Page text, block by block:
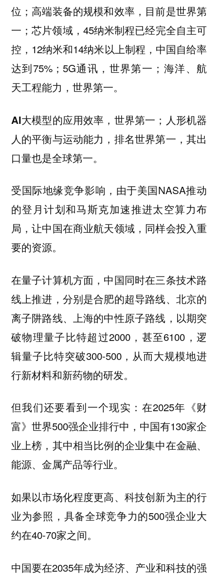
位；高端装备的规模和效率，目前是世界第
一；芯片领域，45纳米制程已经完全自主可
控，12纳米和14纳米以上制程，中国自给率
达到75%；5G通讯，世界第一；海洋、航
天工程能力，世界第一。
AI大模型的应用效率，世界第一；人形机器
人的平衡与运动能力，排名世界第一，其出
口量也是全球第一。
受国际地缘竞争影响，由于美国NASA推动
的登月计划和马斯克加速推进太空算力布
局，让中国在商业航天领域，同样会投入重
要的资源。
在量子计算机方面，中国同时在三条技术路
线上推进，分别是合肥的超导路线、北京的
离子阱路线、上海的中性原子路线，以期突
破物理量子比特超过2000，甚至6100，逻
辑量子比特突破300-500，从而大规模地进
行新材料和新药物的研发。
但我们还要看到一个现实：在2025年《财
富》世界500强企业排行中，中国有130家企
业上榜，其中相当比例的企业集中在金融、
能源、金属产品等行业。
如果以市场化程度更高、科技创新为主的行
业为参照，具备全球竞争力的500强企业大
约在40-70家之间。
中国要在2035年成为经济、产业和科技的强